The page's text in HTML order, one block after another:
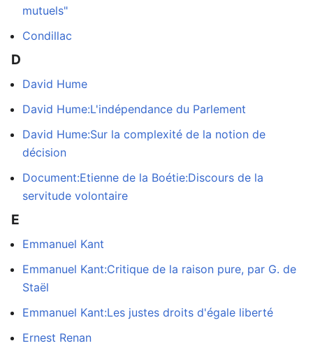
mutuels"
Condillac
D
David Hume
David Hume:L'indépendance du Parlement
David Hume:Sur la complexité de la notion de
décision
Document:Etienne de la Boétie:Discours de la
servitude volontaire
E
Emmanuel Kant
Emmanuel Kant:Critique de la raison pure, par G. de
Staël
Emmanuel Kant:Les justes droits d'égale liberté
Ernest Renan